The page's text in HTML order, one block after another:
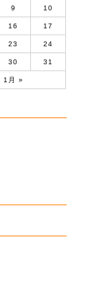
1月 »
9 10
16 17
23 24
30 31